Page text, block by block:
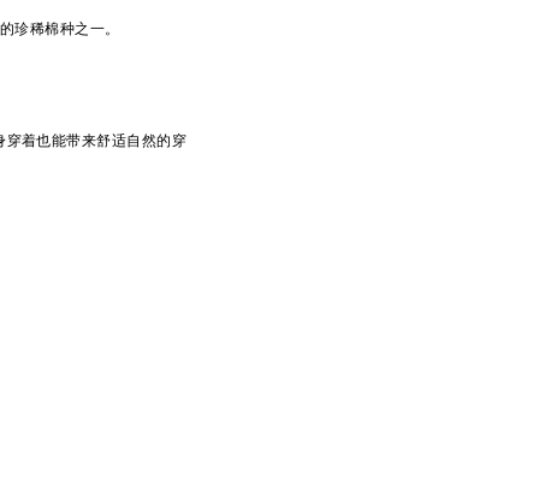
珍稀棉种之一。
穿着也能带来舒适自然的穿